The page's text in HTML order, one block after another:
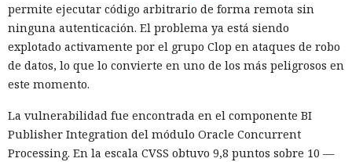
permite ejecutar código arbitrario de forma remota sin
ninguna autenticación. El problema ya está siendo
explotado activamente por el grupo Clop en ataques de robo
de datos, lo que lo convierte en uno de los más peligrosos en
este momento.
La vulnerabilidad fue encontrada en el componente BI
Publisher Integration del módulo Oracle Concurrent
Processing. En la escala CVSS obtuvo 9,8 puntos sobre 10 —